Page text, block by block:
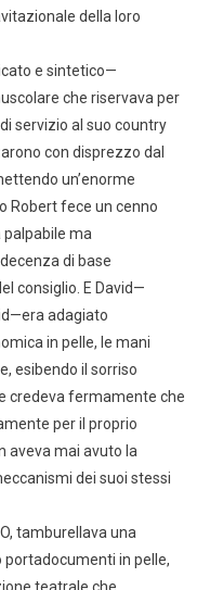
della loro
e sintetico—
che riservava per
servizio al suo country
con disprezzo dal
un’enorme
Robert fece un cenno
ma
di base
consiglio. E David—
adagiato
in pelle, le mani
esibendo il sorriso
credeva fermamente che
per il proprio
aveva mai avuto la
dei suoi stessi
tamburellava una
portadocumenti in pelle,